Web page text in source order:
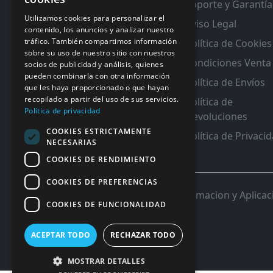
RMA y Garantias
Soporte y
Aviso Legal
Política de Cookies
Condiciones Venta
Política de Envíos
Política de
Devoluciones
Política de
© 2026 InforSystem Programacion y
Utilizamos cookies para personalizar el
contenido, los anuncios y analizar nuestro
tráfico. También compartimos información
sobre su uso de nuestro sitio con nuestros
socios de publicidad y análisis, quienes
pueden combinarla con otra información
que les haya proporcionado o que hayan
recopilado a partir del uso de sus servicios.
Política de privacidad
COOKIES ESTRICTAMENTE
NECESARIAS
COOKIES DE RENDIMIENTO
COOKIES DE PREFERENCIAS
COOKIES DE FUNCIONALIDAD
ACEPTAR TODO RECHAZAR TODO
MOSTRAR DETALLES